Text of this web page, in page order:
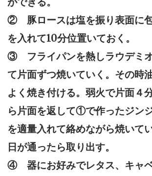
② 豚ロースは塩を振り表面に
を入れて10分位置いておく。
③ フライパンを熱しラウデミ
て片面ずつ焼いていく。その時
よく焼き付ける。弱火で片面４
ら片面を返して①で作ったジン
を適量入れて絡めながら焼いて
日が通ったら取り出す。
④ 器にお好みでレタス、キャ